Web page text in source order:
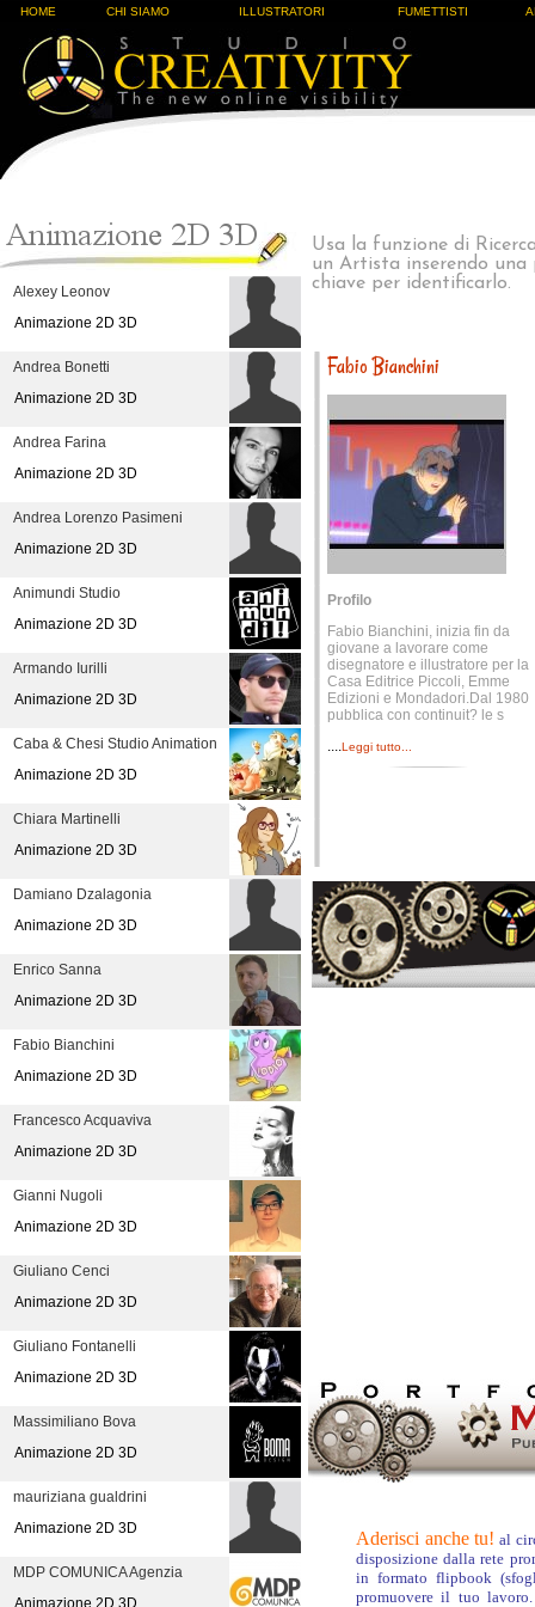
HOME CHI SIAMO ILLUSTRATORI FUMETTISTI
Alexey Leonov
Animazione 2D 3D
Andrea Bonetti
Animazione 2D 3D
Andrea Farina
Animazione 2D 3D
Andrea Lorenzo Pasimeni
Animazione 2D 3D
Animundi Studio
Animazione 2D 3D
Armando Iurilli
Animazione 2D 3D
Caba & Chesi Studio Animation
Animazione 2D 3D
Chiara Martinelli
Animazione 2D 3D
Damiano Dzalagonia
Animazione 2D 3D
Enrico Sanna
Animazione 2D 3D
Fabio Bianchini
Animazione 2D 3D
Francesco Acquaviva
Animazione 2D 3D
Gianni Nugoli
Animazione 2D 3D
Giuliano Cenci
Animazione 2D 3D
Giuliano Fontanelli
Animazione 2D 3D
Massimiliano Bova
Animazione 2D 3D
mauriziana gualdrini
Animazione 2D 3D
MDP COMUNICA Agenzia
Animazione 2D 3D
Usa la funzione di
un Artista inserendo una
chiave per identificarlo.
Fabio Bianchini
Profilo
Fabio Bianchini, inizia fin da
giovane a lavorare come
disegnatore e illustratore per la
Casa Editrice Piccoli, Emme
Edizioni e Mondadori.Dal 1980
pubblica con continuit? le s
....Leggi tutto...
Aderisci anche tu! al
disposizione dalla rete
in formato flipbook
promuovere il tuo